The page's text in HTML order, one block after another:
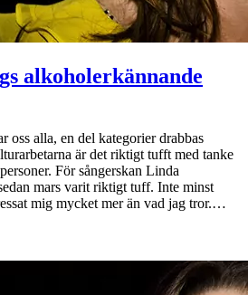
alkoholerkännande
oss alla, en del kategorier drabbas
är det riktigt tufft med tanke
För sångerskan Linda
mars varit riktigt tuff. Inte minst
mig mycket mer än vad jag tror.…